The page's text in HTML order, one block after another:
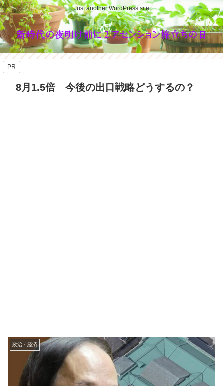
Just another WordPress site
PR
8月1.5倍 今後の出口戦略どうするの？
政治・経済